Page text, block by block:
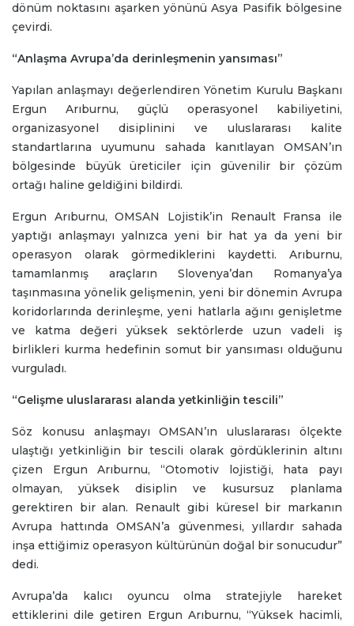
dönüm noktasını aşarken yönünü Asya Pasifik bölgesine
çevirdi.
“Anlaşma Avrupa’da derinleşmenin yansıması”
Yapılan anlaşmayı değerlendiren Yönetim Kurulu Başkanı
Ergun Arıburnu, güçlü operasyonel kabiliyetini,
organizasyonel disiplinini ve uluslararası kalite
standartlarına uyumunu sahada kanıtlayan OMSAN’ın
bölgesinde büyük üreticiler için güvenilir bir çözüm
ortağı haline geldiğini bildirdi.
Ergun Arıburnu, OMSAN Lojistik’in Renault Fransa ile
yaptığı anlaşmayı yalnızca yeni bir hat ya da yeni bir
operasyon olarak görmediklerini kaydetti. Arıburnu,
tamamlanmış araçların Slovenya’dan Romanya’ya
taşınmasına yönelik gelişmenin, yeni bir dönemin Avrupa
koridorlarında derinleşme, yeni hatlarla ağını genişletme
ve katma değeri yüksek sektörlerde uzun vadeli iş
birlikleri kurma hedefinin somut bir yansıması olduğunu
vurguladı.
“Gelişme uluslararası alanda yetkinliğin tescili”
Söz konusu anlaşmayı OMSAN’ın uluslararası ölçekte
ulaştığı yetkinliğin bir tescili olarak gördüklerinin altını
çizen Ergun Arıburnu, “Otomotiv lojistiği, hata payı
olmayan, yüksek disiplin ve kusursuz planlama
gerektiren bir alan. Renault gibi küresel bir markanın
Avrupa hattında OMSAN’a güvenmesi, yıllardır sahada
inşa ettiğimiz operasyon kültürünün doğal bir sonucudur”
dedi.
Avrupa’da kalıcı oyuncu olma stratejiyle hareket
ettiklerini dile getiren Ergun Arıburnu, “Yüksek hacimli,